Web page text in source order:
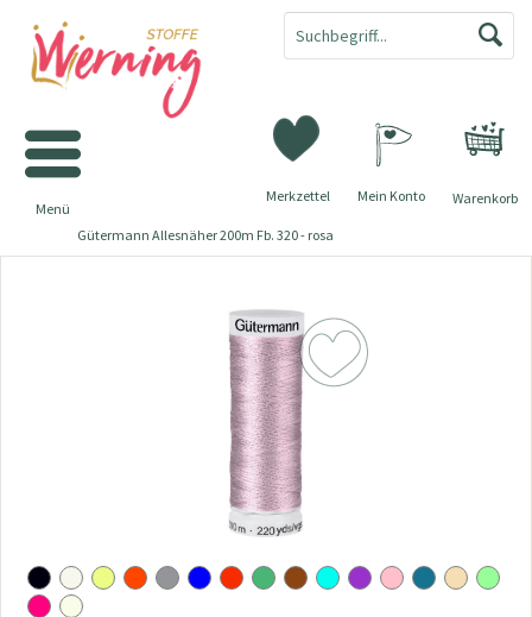
Warenkorb
Merkzettel Mein Konto
Menü
Gütermann Allesnäher 200m Fb. 320 - rosa